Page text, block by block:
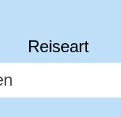
Reiseart